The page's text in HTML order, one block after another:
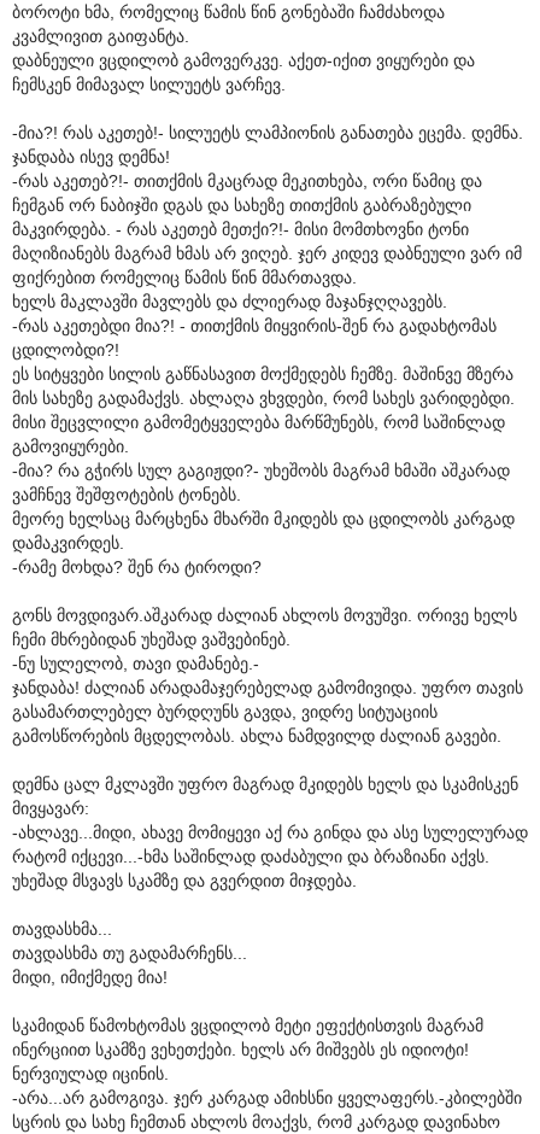
ბოროტი ხმა, რომელიც წამის წინ გონებაში ჩამძახოდა
კვამლივით გაიფანტა.
დაბნეული ვცდილობ გამოვერკვე. აქეთ-იქით ვიყურები და
ჩემსკენ მიმავალ სილუეტს ვარჩევ.
-მია?! რას აკეთებ!- სილუეტს ლამპიონის განათება ეცემა. დემნა.
ჯანდაბა ისევ დემნა!
-რას აკეთებ?!- თითქმის მკაცრად მეკითხება, ორი წამიც და
ჩემგან ორ ნაბიჯში დგას და სახეზე თითქმის გაბრაზებული
მაკვირდება. - რას აკეთებ მეთქი?!- მისი მომთხოვნი ტონი
მაღიზიანებს მაგრამ ხმას არ ვიღებ. ჯერ კიდევ დაბნეული ვარ იმ
ფიქრებით რომელიც წამის წინ მმართავდა.
ხელს მაკლავში მავლებს და ძლიერად მაჯანჯღღავებს.
-რას აკეთებდი მია?! - თითქმის მიყვირის-შენ რა გადახტომას
ცდილობდი?!
ეს სიტყვები სილის გაწნასავით მოქმედებს ჩემზე. მაშინვე მზერა
მის სახეზე გადამაქვს. ახლაღა ვხვდები, რომ სახეს ვარიდებდი.
მისი შეცვლილი გამომეტყველება მარწმუნებს, რომ საშინლად
გამოვიყურები.
-მია? რა გჭირს სულ გაგიჟდი?- უხეშობს მაგრამ ხმაში აშკარად
ვამჩნევ შეშფოტების ტონებს.
მეორე ხელსაც მარცხენა მხარში მკიდებს და ცდილობს კარგად
დამაკვირდეს.
-რამე მოხდა? შენ რა ტიროდი?
გონს მოვდივარ.აშკარად ძალიან ახლოს მოვუშვი. ორივე ხელს
ჩემი მხრებიდან უხეშად ვაშვებინებ.
-ნუ სულელობ, თავი დამანებე.-
ჯანდაბა! ძალიან არადამაჯერებელად გამომივიდა. უფრო თავის
გასამართლებელ ბურდღუნს გავდა, ვიდრე სიტუაციის
გამოსწორების მცდელობას. ახლა ნამდვილდ ძალიან გავები.
დემნა ცალ მკლავში უფრო მაგრად მკიდებს ხელს და სკამისკენ
მივყავარ:
-ახლავე...მიდი, ახავე მომიყევი აქ რა გინდა და ასე სულელურად
რატომ იქცევი...-ხმა საშინლად დაძაბული და ბრაზიანი აქვს.
უხეშად მსვავს სკამზე და გვერდით მიჯდება.
თავდასხმა...
თავდასხმა თუ გადამარჩენს...
მიდი, იმიქმედე მია!
სკამიდან წამოხტომას ვცდილობ მეტი ეფექტისთვის მაგრამ
ინერციით სკამზე ვეხეთქები. ხელს არ მიშვებს ეს იდიოტი!
ნერვიულად იცინის.
-არა...არ გამოგივა. ჯერ კარგად ამიხსნი ყველაფერს.-კბილებში
სცრის და სახე ჩემთან ახლოს მოაქვს, რომ კარგად დავინახო